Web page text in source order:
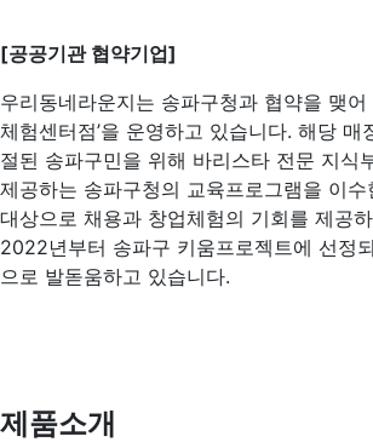
[공공기관 협약기업]
우리동네라운지는 송파구청과 협약을 맺어
체험센터점’을 운영하고 있습니다. 해당 매
절된 송파구민을 위해 바리스타 전문 지식
제공하는 송파구청의 교육프로그램을 이
대상으로 채용과 창업체험의 기회를 제공
2022년부터 송파구 키움프로젝트에 선정
으로 발돋움하고 있습니다.
제품소개